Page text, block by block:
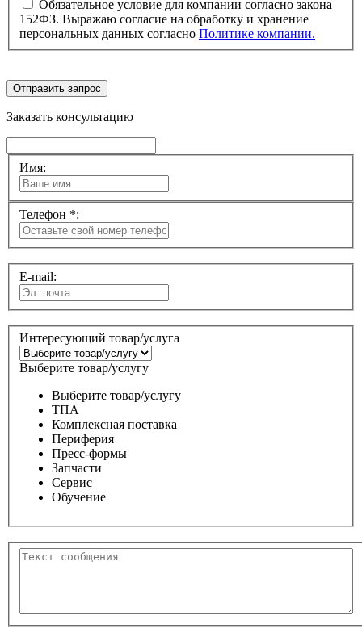
Обязательное условие для компании согласно закона
152ФЗ. Выражаю согласие на обработку и хранение
персональных данных согласно Политике компании.
Отправить запрос
Заказать консультацию
Имя:
Телефон *:
E-mail:
Интересующий товар/услуга
Выберите товар/услугу
Выберите товар/услугу
ТПА
Комплексная поставка
Периферия
Пресс-формы
Запчасти
Сервис
Обучение